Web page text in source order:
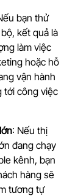
bạn thử
kết quả là
làm việc
hoặc hỗ
vận hành
tới công việc
: Nếu thị
đang chạy
kênh, bạn
hàng sẽ
tương tự